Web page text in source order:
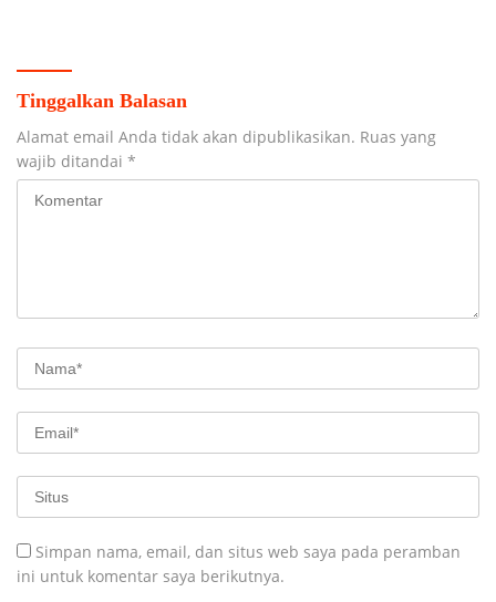
Tinggalkan Balasan
Alamat email Anda tidak akan dipublikasikan. Ruas yang
wajib ditandai *
Simpan nama, email, dan situs web saya pada peramban
ini untuk komentar saya berikutnya.